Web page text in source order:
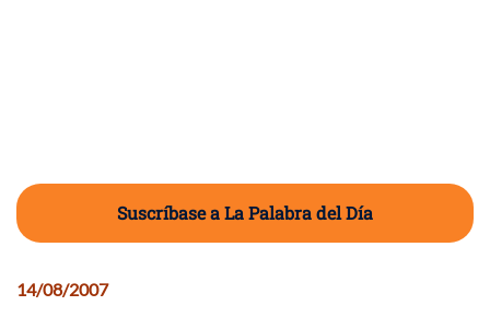
Suscríbase a La Palabra del Día
14/08/2007